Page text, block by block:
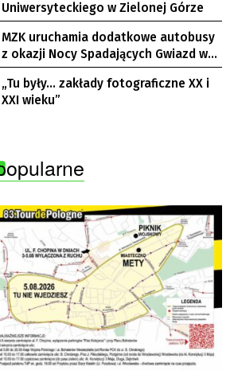
Uniwersyteckiego w Zielonej Górze
MZK uruchamia dodatkowe autobusy
z okazji Nocy Spadających Gwiazd w
Ochli
„Tu były… zakłady fotograficzne XX i
XXI wieku”